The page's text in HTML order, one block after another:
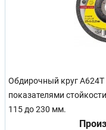
Обдирочный круг A624T
показателями
115 до 230 мм.